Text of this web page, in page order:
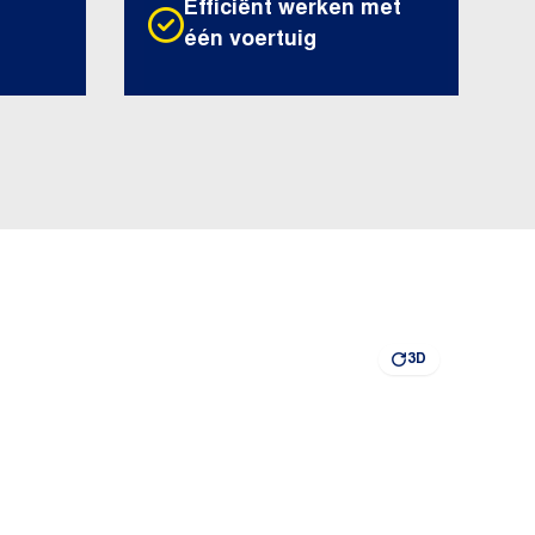
Efficiënt werken met
één voertuig
3D